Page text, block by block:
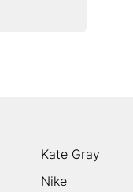
Kate Gray
Nike